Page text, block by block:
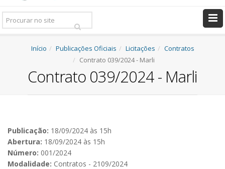
Pesquisar:
Início Publicações Oficiais Licitações
Contratos
Contrato 039/2024 - Marli
Contrato 039/2024 - Marli
Publicação: 18/09/2024 às 15h
Abertura: 18/09/2024 às 15h
Número: 001/2024
Modalidade: Contratos - 2109/2024